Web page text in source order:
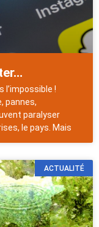
l’impossible !
pannes,
paralyser
le pays. Mais
ACTUALITÉ